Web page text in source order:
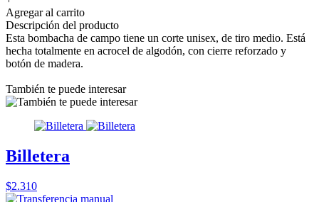
Agregar al carrito
Descripción del producto
Esta bombacha de campo tiene un corte unisex, de tiro medio. Está
hecha totalmente en acrocel de algodón, con cierre reforzado y
botón de madera.
También te puede interesar
Billetera
$2.310